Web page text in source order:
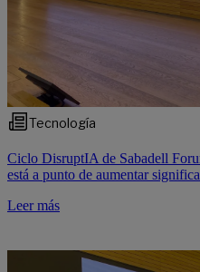
Tecnología
Ciclo DisruptIA de Sabadell
está a punto de aumentar
Leer más